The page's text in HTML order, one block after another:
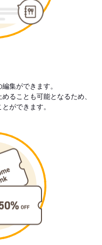
集ができます。
ることも可能となるため、
ができます。